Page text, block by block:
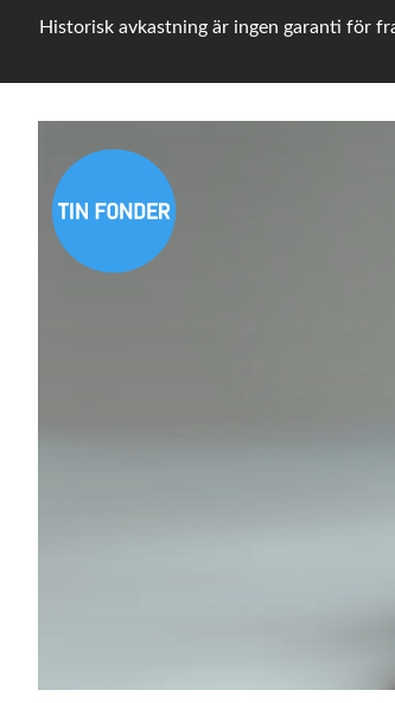
Historisk avkastning är ingen garanti för